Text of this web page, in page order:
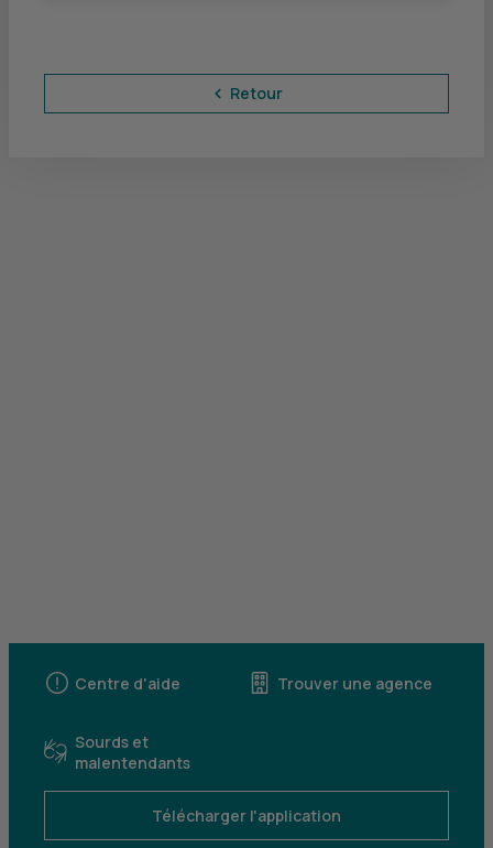
Retour
Centre d'aide Trouver une agence
Sourds et
malentendants
Télécharger l'application